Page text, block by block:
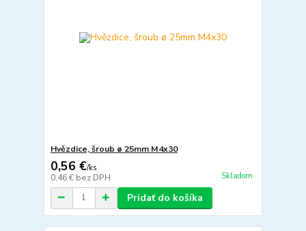
Hvězdice, šroub ø 25mm M4x30
0,56 €/ks
0,46 € bez DPH Skladom
Pridať do košíka